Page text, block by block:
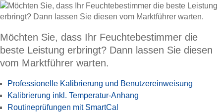
Möchten Sie, dass Ihr Feuchtebestimmer die
beste Leistung erbringt? Dann lassen Sie diesen
vom Marktführer warten.
Professionelle Kalibrierung und Benutzereinweisung
Kalibrierung inkl. Temperatur-Anhang
Routineprüfungen mit SmartCal